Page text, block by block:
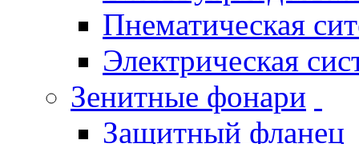
Пнематическая
Электрическая
Зенитные фонари
Защитный фланец